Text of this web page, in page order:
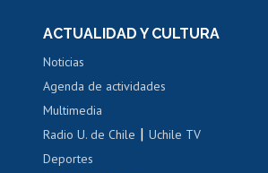
Portal de movilidad interna
Certificado de renta
Certificado de renta
ACTUALIDAD Y CULTURA
Noticias
Agenda de actividades
Multimedia
Radio U. de Chile |Uchile TV
Deportes